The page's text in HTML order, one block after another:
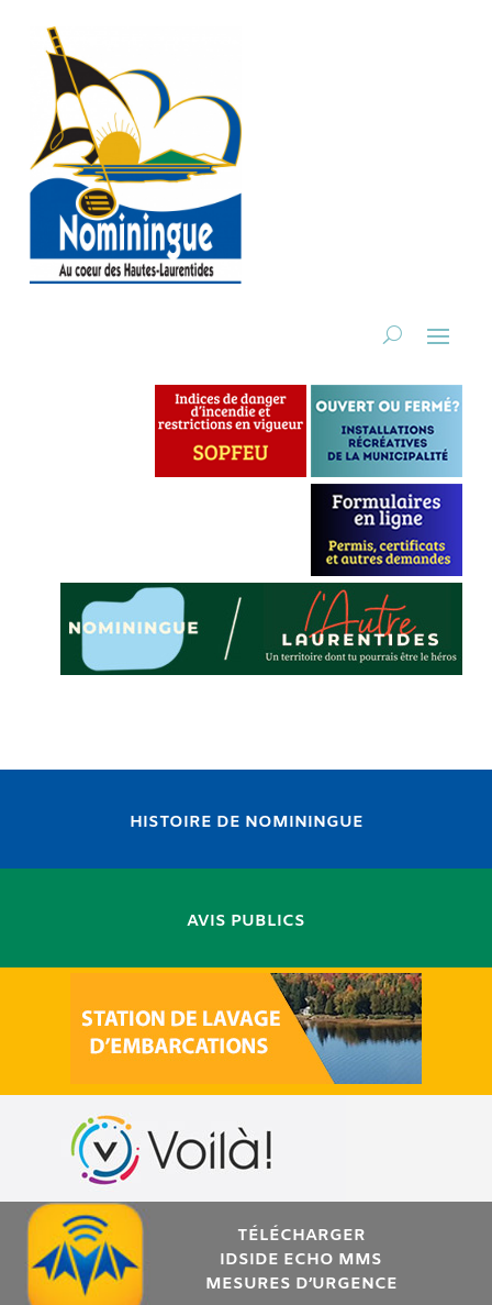
HISTOIRE DE NOMININGUE
AVIS PUBLICS
TÉLÉCHARGER
IDSIDE ECHO MMS
MESURES D’URGENCE